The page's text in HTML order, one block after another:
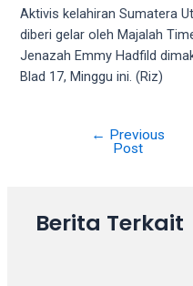
your
favorite
one:
amateur
brunette,
Aktivis kelahiran Sumatera
diberi gelar oleh Majalah
Jenazah Emmy Hadfild
Blad 17, Minggu ini. (Riz)
← Previous
Post
Berita Terkait